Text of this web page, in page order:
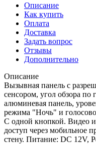
Описание
Как купить
Оплата
Доставка
Задать вопрос
Отзывы
Дополнительно
Описание
Вызывная панель с
сенсором, угол обзора по
алюминевая панель,
режима "Ночь" и
С одной кнопкой. Видео
доступ через мобильное
стену. Питание: DC 12V,